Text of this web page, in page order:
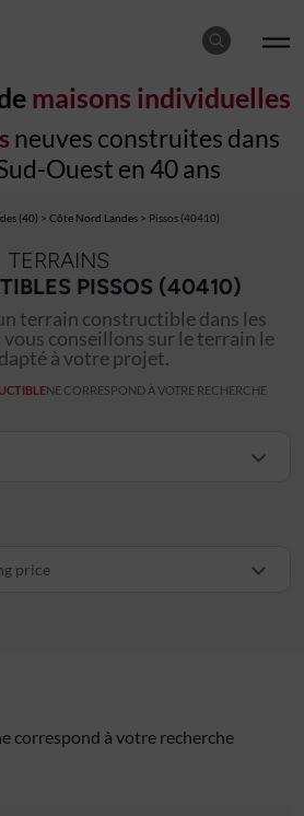
maisons individuelles
neuves construites dans
Ouest en 40 ans
(40) > Côte Nord Landes > Pissos (40410)
TERRAINS
PISSOS (40410)
terrain constructible dans les
vous conseillons sur le terrain le
à votre projet.
NE CORRESPOND À VOTRE RECHERCHE
price
correspond à votre recherche